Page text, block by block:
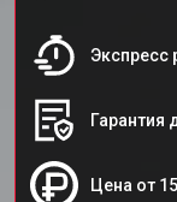
Экспресс
Гарантия
Цена от